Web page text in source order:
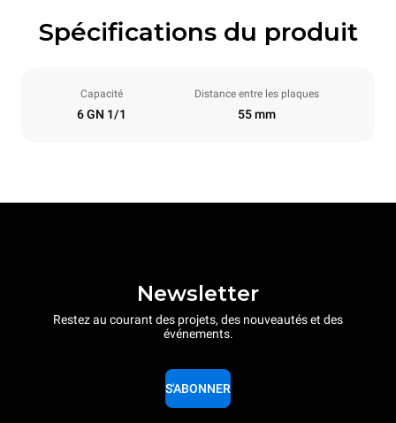
Spécifications du produit
Capacité
6 GN 1/1
Distance entre les plaques
55 mm
Newsletter
Restez au courant des projets, des nouveautés et des
événements.
S'ABONNER